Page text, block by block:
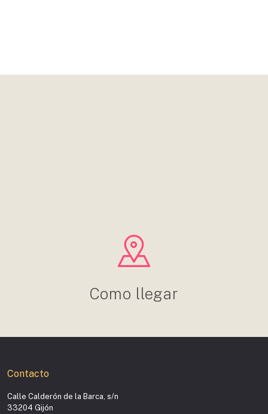
Como llegar
Contacto
Calle Calderón de la Barca, s/n
33204 Gijón